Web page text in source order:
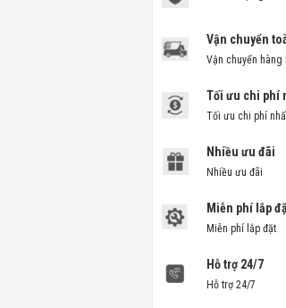
Vận chuyển
Vận chuyển hàng
Tối ưu chi phí
Tối ưu chi phí
Nhiều ưu đãi
Nhiều ưu đãi
Miễn phí lắp
Miễn phí lắp đặt
Hỗ trợ 24/7
Hỗ trợ 24/7